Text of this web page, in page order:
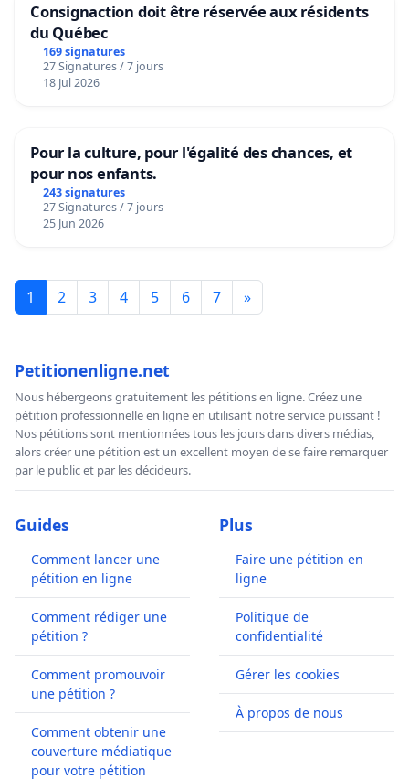
Consignaction doit être réservée aux résidents
du Québec
169 signatures
27 Signatures / 7 jours
18 Jul 2026
Pour la culture, pour l'égalité des chances, et
pour nos enfants.
243 signatures
27 Signatures / 7 jours
25 Jun 2026
1 2 3 4 5 6 7 »
Petitionenligne.net
Nous hébergeons gratuitement les pétitions en ligne. Créez une
pétition professionnelle en ligne en utilisant notre service puissant !
Nos pétitions sont mentionnées tous les jours dans divers médias,
alors créer une pétition est un excellent moyen de se faire remarquer
par le public et par les décideurs.
Guides
Comment lancer une
pétition en ligne
Comment rédiger une
pétition ?
Comment promouvoir
une pétition ?
Comment obtenir une
couverture médiatique
pour votre pétition
Plus
Faire une pétition en
ligne
Politique de
confidentialité
Gérer les cookies
À propos de nous